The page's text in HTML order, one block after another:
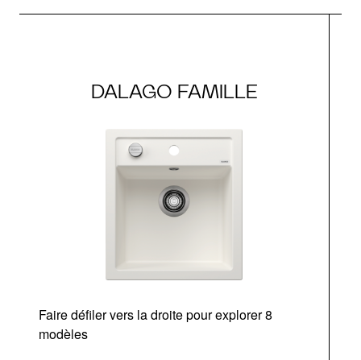
DALAGO FAMILLE
Faire défiler vers la droite pour explorer 8
modèles